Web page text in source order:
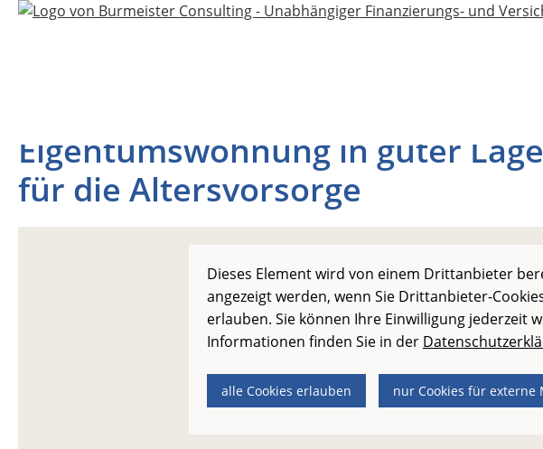
Eigentumswohnung in guter
für die Altersvorsorge
Dieses Element wird von einem Drittanbieter
angezeigt werden, wenn Sie Drittanbieter-
erlauben. Sie können Ihre Einwilligung jederzeit
Informationen finden Sie in der
alle Cookies erlauben nur Cookies für externe